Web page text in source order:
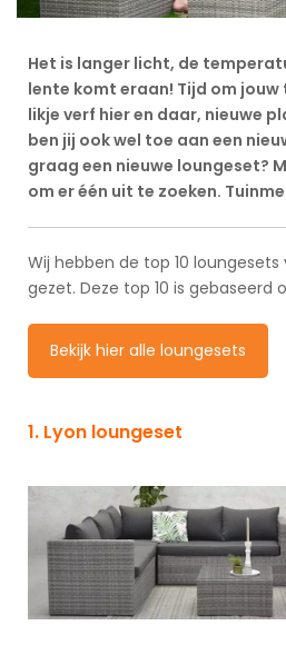
Het is langer licht, de
lente komt eraan! Tijd om jouw
likje verf hier en daar, nieuwe
ben jij ook wel toe aan een
graag een nieuwe loungeset?
om er één uit te zoeken.
Wij hebben de top 10
gezet. Deze top 10 is gebaseerd
Bekijk hier alle loungesets
1. Lyon loungeset